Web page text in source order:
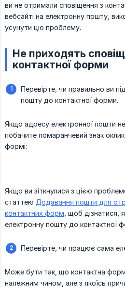
ви не отримали сповіщення з
вебсайті на електронну пошту,
усунути цю проблему.
Не приходять
контактної форми
Перевірте, чи правильно ви
пошту до контактної форми.
Якщо адресу електронної пошти
побачите помаранчевий знак
формі:
Якщо ви зіткнулися з цією
статтею Додавання пошти для
контактних форм , щоб дізнатися,
електронну пошту до контактної
Перевірте, чи працює сама
Може бути так, що контактна
належним чином, але з якоїсь